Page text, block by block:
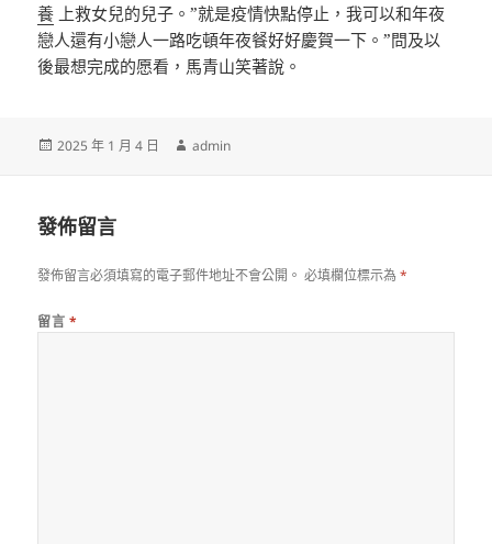
養 上救女兒的兒子。”就是疫情快點停止，我可以和年夜
戀人還有小戀人一路吃頓年夜餐好好慶賀一下。”問及以
後最想完成的愿看，馬青山笑著說。
發
2025 年 1 月 4 日
作
admin
發佈留言
發佈留言必須填寫的電子郵件地址不會公開。 必填欄位標示為*
留言 *